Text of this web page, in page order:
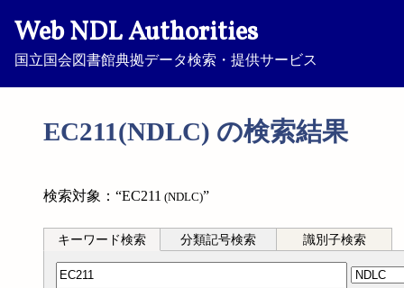
Web NDL Authorities
国立国会図書館典拠データ検索・提供サービス
EC211(NDLC) の検索結果
検索対象：“EC211 (NDLC)”
キーワード検索 分類記号検索 識別子検索
分類記号検索